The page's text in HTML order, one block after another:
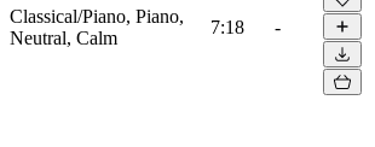
Classical/Piano, Piano,
Neutral, Calm
7:18 -